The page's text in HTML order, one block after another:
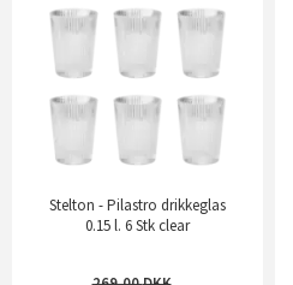
Stelton - Pilastro drikkeglas
0.15 l. 6 Stk clear